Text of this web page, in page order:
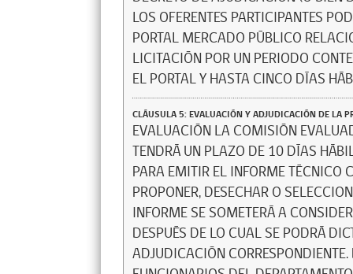
LOS OFERENTES PARTICIPANTES
PORTAL MERCADO PÚBLICO
LICITACIÓN POR UN PERIODO
EL PORTAL Y HASTA CINCO DÍAS
CLÁUSULA 5: EVALUACIÓN Y ADJUDICACIÓN DE LA
EVALUACIÓN LA COMISIÓN EVALUADORA, NOMBRADA POR DECRETO ALCALDICIO, TENDRÁ UN PLAZO DE 10 DÍAS HÁBILES, A CONTAR DE LA FECHA DE LA APERTURA, PARA EMITIR EL INFORME TÉCNICO CORRESPONDIENTE, EL CUAL PODRÁ PROPONER, DESECHAR O SELECCIONAR ALGUNA DE LAS PROPUESTAS. ESTE INFORME SE SOMETERÁ A CONSIDERACIÓN DEL ALCALDE, PARA SU APROBACION, DESPUÉS DE LO CUAL SE PODRÁ DICTAR EL DECRETO ALCALDICIO DE ADJUDICACIÓN CORRESPONDIENTE. DICHA COMISIÓN ESTARÁ INTEGRADA POR FUNCIONARIOS DEL DEPARTAMENTO DE EDUCACIÓN, PUDIENDO FUNCIONAR EN SU DEFECTO SUS SUBROGANTES O QUIENES SE DESIGNEN EN SU REPRESENTACIÓN. LA COMISIÓN SE RESERVA EL DERECHO DE SOLICITAR A LOS OFERENTES ACLARACIONES DE LOS ANTECEDENTES DE SUS PROPUESTAS, ESPECÍFICAMENTE EN ALGUNOS PUNTOS QUE PRESENTEN DUDAS, PARA PERMITIR UNA MEJOR EVALUACIÓN DE LAS OFERTAS. ENTIENDASE EN ESTE PUNTO, QUE SOLO SE PODRAN ACLARAR LOS DOCUMENTOS YA INGRESADOS EN LA PROPUESTA Y NO AGREGAR OTROS ANTECEDENTES ADICIONALES QUE HAYAN SIDO OBVIADOS DENTRO DEL PLAZO FIJADO PARA EL CIERRE DE LA PROPUESTA. DICHAS ACLARACIONES DEBERÁN SER PRESENTADAS DENTRO DE UN PLAZO MÁXIMO DE 2 DÍAS HÁBILES A CONTAR DEL REQUERIMIENTO. EL DEPARTAMENTO DE EDUCACIÓN SE RESERVA EL DERECHO A RECHAZAR TODAS LAS OFERTAS UNA VEZ EVALUADAS, O ACEPTAR CUALQUIERA DE ELLAS, SEGÚN CALIFICACIÓN QUE REALICE LA COMISIÓN. EN LA EVENTUALIDAD QUE SE PRESENTE UN OFERENTE, O SOLO UNO CUMPLA CON LO EXIGIDO, NO SE APLICARÁ LA SEÑALADA EVALUACIÓN, POR CUANTO, NO EXISTIRÍA PATRÓN DE COMPARACIÓN, SÓLO SE VERIFICARÁN EL FIEL CUMPLIMIENTO DE LOS ANTECEDENTES SOLICITADOS, Y QUE ESTA PROPUESTA REPRESENTE LOS INTERESES DEL DEPTO. DE EDUCACIÓN MUNICIPAL. TODAS LAS PROPUESTAS SELECCIONADAS PERMANECERÁN VIGENTES HASTA QUE EL OFERENTE ADJUDICADO HAYA CONFIRMADO SU RESPECTIVA ORDEN DE COMPRA. EN TODO CASO, DICHA VIGENCIA NO PODRÁ SER SUPERIOR A 60 DÍAS CORRIDOS, PERÍODO QUE UNA VEZ VENCIDO POSIBILITARÁ EL DESISTIMIENTO AUTOMÁTICO DE LOS DEMÁS OFERENTES, SI ASÍ LO ESTIMAREN. EN CASO DE EMPATES EN EL RESULTADO FINAL DE LA EVALUACIÓN, SE ADJUDICARÁ LA OFERTA DEL PROVEEDOR QUE OBTUVIERE UN MAYOR PUNTAJE EN EL FACTOR DE MÁS ALTA PONDERACIÓN SEGÚN ESTAS BASES, DE MANTENERSE LA SITUACIÓN SE ANALIZARÁ EL FACTOR QUE LE SIGUE EN PONDERACIÓN Y ASÍ SUCESIVAMENTE HASTA QUE SE PRODUZCA EL DESEMPATE, EN CASO DE EXISTIR UN NUEVO EMPATE SE OPTARÁ POR LA PROPUESTA DE MENOR COSTO, Y EN CASO QUE NO SEA POSIBLE EVALUAR LO ANTERIOR, Y PERSISTA EL EMPATE, SE ADJUDICARÁ LA OFERTA MÁS CONVENIENTE A LOS INTERESES MUNICIPALES SEGÚN LA CALIDAD DEL BIEN O SERVICIO A ADQUIRIR, CONSIDERANDO ADEMÁS LA EXPERIENCIA ANTERIOR DE LOS PROVEEDORES CON EL DEPARTAMENTO DE EDUCACIÓN, PRIVILEGIANDO LOS TRABAJOS Y SERVICIOS REALIZADOS EN FORMA MÁS SATISFACTORIOS. EN RELACIÓN A LA LEY Nº20.238, QUE MODIFICA LA LEY Nº 19.886, ASEGURANDO LA PROTECCIÓN DE LOS TRABAJADORES Y LA LIBRE COMPETENCIA EN LA PROVISIÓN DE BIENES Y SERVICIOS A LA ADMINISTRACIÓN DEL ESTADO, SE DEBE TENER PRESENTE QUE:  QUEDARÁN EXCLUIDOS QUIENES, AL MOMENTO DE LA PRESENTACIÓN DE LA OFERTA, DE LA FORMULACIÓN DE LA PROPUESTA O DE LA SUSCRIPCIÓN DE LA CONVENCIÓN, SEGÚN SE TRATE DE LICITACIONES PÚBLICAS, PRIVADAS O CONTRATACIÓN DIRECTA, HAYAN SIDO CONDENADOS POR PRÁCTICAS ANTISINDICALES O INFRACCIÓN A LOS DERECHOS FUNDAMENTALES DEL TRABAJADOR, DENTRO DE LOS ANTERIORES DOS AÑOS.  EN CASO DE QUE LA EMPRESA QUE OBTENGA LA LICITACIÓN O CELEBRE CONVENIO REGISTRE SALDOS INSOLUTOS DE REMUNERACIONES O COTIZACIONES DE SEGURIDAD SOCIAL CON SUS ACTUALES TRABAJADORES O CON TRABAJADORES CONTRATADOS EN LOS ÚLTIMOS DOS AÑOS, LOS PRIMEROS ESTADOS DE PAGO PRODUCTO DEL CONTRATO LICITADO DEBERÁN SER DESTINADOS AL PAGO DE DICHAS OBLIGACIONES, DEBIENDO LA EMPRESA ACREDITAR QUE LA TOTALIDAD DE LAS OBLIGACIONES SE ENCUENTRAN PAGADAS AL CUMPLIRSE LA MITAD DEL PERÍODO DE EJECUCIÓN DEL CONTRATO, CON UN MÁXIMO DE SEIS MESES. EN ESTE CASO LA MUNICIPALIDAD EXIGIRÁ QUE LA EMPRESA CONTRATADA PROCEDA A DICHOS PAGOS Y PRESENTE LOS COMPROBANTES Y PLANILLAS QUE DEMUESTREN EL TOTAL CUMPLIMIENTO DE LA OBLIGACIÓN. EL INCUMPLIMIENTO DE ESTAS OBLIGACIONES POR PARTE DE LA EMPRESA CONTRATADA, DARÁ DERECHO A DAR POR TERMINADO EL RESPECTIVO CONTRATO, PUDIENDO LLAMARSE A UNA NUEVA LICITACIÓN EN LA QUE LA EMPRESA